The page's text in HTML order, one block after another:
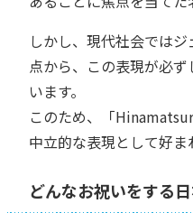
しかし、現代社会では
点から、この表現が必
います。
このため、「
中立的な表現として好ま
どんなお祝いをする